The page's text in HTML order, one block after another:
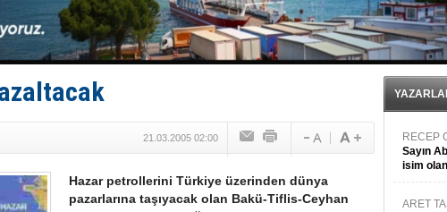
İnsansız cankurtaran ihalesini BlueForge kazandı
Yüzyıl sonra ilk kez dünyaya açılan gizemli ada!
Anadolu Tersanesi EYDEP’te A sertifikası alan ilk tersane
Derince, ILCA Masters Türkiye Şampiyonası’na ev sahipliği
Tüpraş, ham petrol taşımacılığına 4 yeni tanker daha ekliyor
21.03.2005 02:00
Hazar petrollerini Türkiye üzerinden dünya
pazarlarına taşıyacak olan Bakü-Tiflis-Ceyhan
RECEP
Sayın
isim
ARET